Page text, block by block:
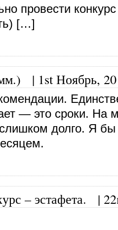
провести
[…]
| 1st Ноябрь,
— это сроки. На
долго. Я
– эстафета. |